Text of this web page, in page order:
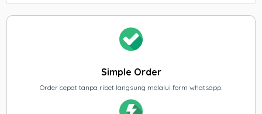
Simple Order
Order cepat tanpa ribet langsung melalui form whatsapp.